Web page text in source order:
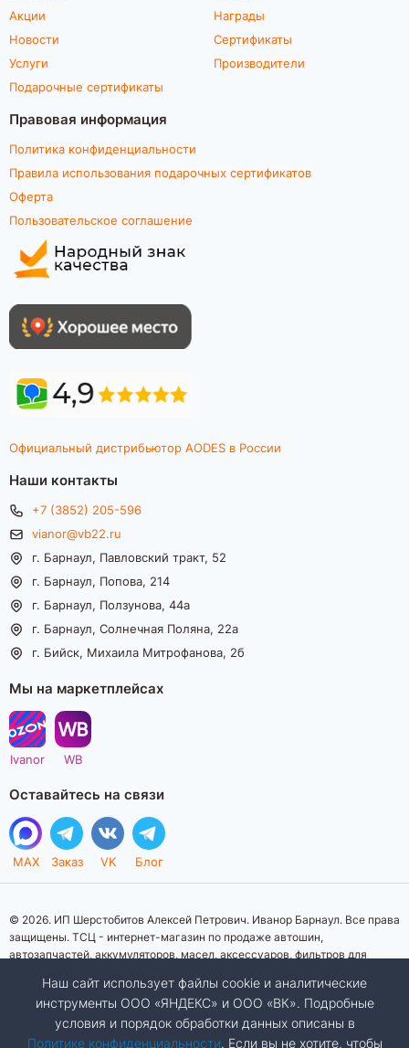
Акции
Новости
Услуги
Подарочные сертификаты
Награды
Сертификаты
Производители
Правовая информация
Политика конфиденциальности
Правила использования подарочных сертификатов
Оферта
Пользовательское соглашение
Официальный дистрибьютор AODES в России
Наши контакты
+7 (3852) 205-596
vianor@vb22.ru
г. Барнаул, Павловский тракт, 52
г. Барнаул, Попова, 214
г. Барнаул, Ползунова, 44а
г. Барнаул, Солнечная Поляна, 22а
г. Бийск, Михаила Митрофанова, 2б
Мы на маркетплейсах
Ivanor WB
Оставайтесь на связи
MAX Заказ VK Блог
© 2026. ИП Шерстобитов Алексей Петрович. Иванор Барнаул. Все права
защищены. ТСЦ - интернет-магазин по продаже автошин,
автозапчастей, аккумуляторов, масел, аксессуаров, фильтров для
информационный характер. Представленная информация о товарах, их
стоимости, характеристик, фото, наличия на складе ни при каких
условиях не является публичной офертой, определяемой положениями
Статьи 437 (2) Гражданского кодекса Российской Федерации.
Наш сайт использует файлы cookie и аналитические
инструменты ООО «ЯНДЕКС» и ООО «ВК». Подробные
условия и порядок обработки данных описаны в
Политике конфиденциальности. Если вы не хотите, чтобы